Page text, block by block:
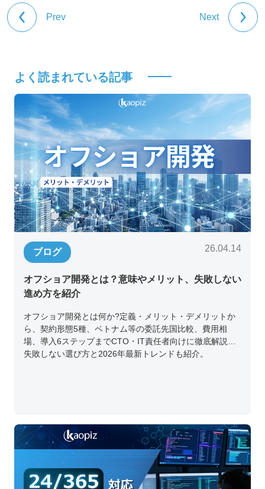
Prev Next
よく読まれている記事
ブログ 26.04.14
オフショア開発とは？意味やメリット、失敗しない
進め方を紹介
オフショア開発とは何か?定義・メリット・デメリットか
ら、契約形態5種、ベトナム等の委託先国比較、費用相
場、導入6ステップまでCTO・IT責任者向けに徹底解説。
失敗しない選び方と2026年最新トレンドも紹介。